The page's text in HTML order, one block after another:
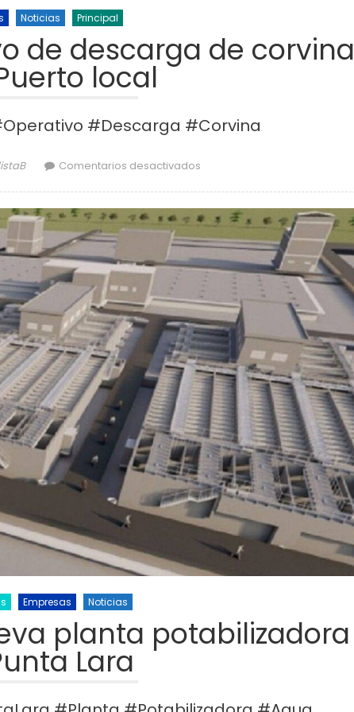
Noticias Principal
de descarga de corvina
local
#Descarga #Corvina
Comentarios desactivados
Empresas Noticias
planta potabilizadora
Lara